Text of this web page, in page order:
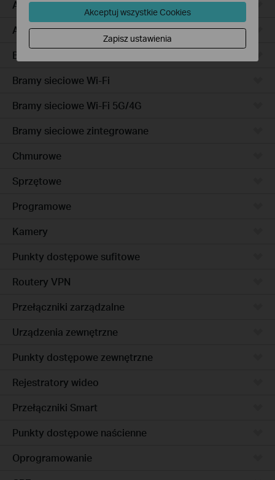
Access Pro
Access
Bramy sieciowe przewodowe
Bramy sieciowe Wi-Fi
Bramy sieciowe Wi-Fi 5G/4G
Bramy sieciowe zintegrowane
Chmurowe
Sprzętowe
Programowe
Kamery
Punkty dostępowe sufitowe
Routery VPN
Przełączniki zarządzalne
Urządzenia zewnętrzne
Punkty dostępowe zewnętrzne
Rejestratory wideo
Przełączniki Smart
Punkty dostępowe naścienne
Oprogramowanie
Akceptuj wszystkie Cookies
Zapisz ustawienia